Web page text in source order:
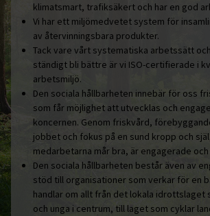
klimatsmart, trafiksäkert och har en god
Vi har ett miljömedvetet system för
av återvinningsbara produkter.
Tack vare vårt systematiska arbetssätt
ständigt bli bättre är vi ISO-certifierade i
arbetsmiljö.
Den sociala hållbarheten innebär för oss
som får möjlighet att utvecklas och
koncernen. Genom friskvård,
jobbet och fokus på en sund kropp och
medarbetarna mår bra, är engagerade och
Den sociala hållbarheten består även av
stöd till organisationer som verkar för en
handlar om allt från det lokala idrottslaget
och unga i centrum, till laget som cyklar